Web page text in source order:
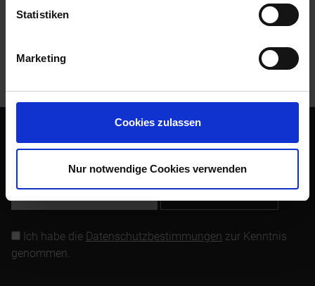
Statistiken
Marketing
Cookies zulassen
Nur notwendige Cookies verwenden
Bewertungen lesen, schreiben und diskutieren...
mehr
Abonnieren Sie den kostenlosen Newsletter und verpassen
Ich habe die Datenschutzbestimmungen zur Kenntnis
genommen.